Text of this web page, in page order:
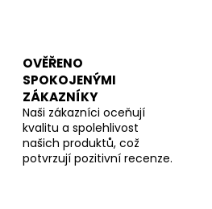
OVĚŘENO
SPOKOJENÝMI
ZÁKAZNÍKY
Naši zákazníci oceňují
kvalitu a spolehlivost
našich produktů, což
potvrzují pozitivní recenze.